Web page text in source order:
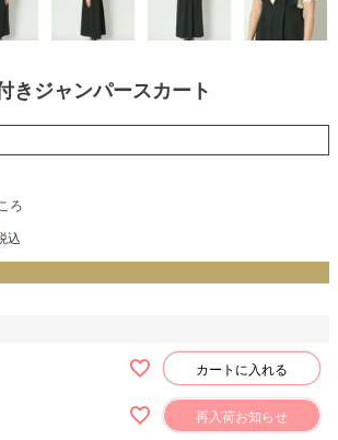
きジャンパースカート
ろ
込
カートに入れる
再入荷お知らせ